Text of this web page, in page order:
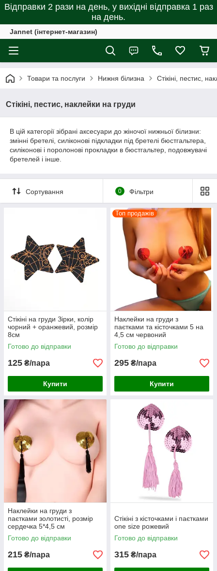
Відправки 2 рази на день, у вихідні відправка 1 раз
на день.
Jannet (інтернет-магазин)
Товари та послуги Нижня білизна Стікіні, пестис,
Стікіні, пестис, наклейки на груди
В цій категорії зібрані аксесуари до жіночої нижньої білизни:
змінні бретелі, силіконові підкладки під бретелі бюстгальтера,
силіконові і поролонові прокладки в бюстгальтер, подовжувачі
бретелей і інше.
Сортування 0 Фільтри
Стікіні на груди Зірки, колір
чорний + оранжевий, розмір
8см
Готово до відправки
125 ₴/пара
Купити
Топ продажів
Наклейки на груди з
паєтками та кісточками 5 на
4,5 см червоний
Готово до відправки
295 ₴/пара
Купити
Наклейки на груди з
паєтками золотисті, розмір
сердечка 5*4,5 см
Готово до відправки
215 ₴/пара
Стікіні з кісточками і паєтками
one size рожевий
Готово до відправки
315 ₴/пара